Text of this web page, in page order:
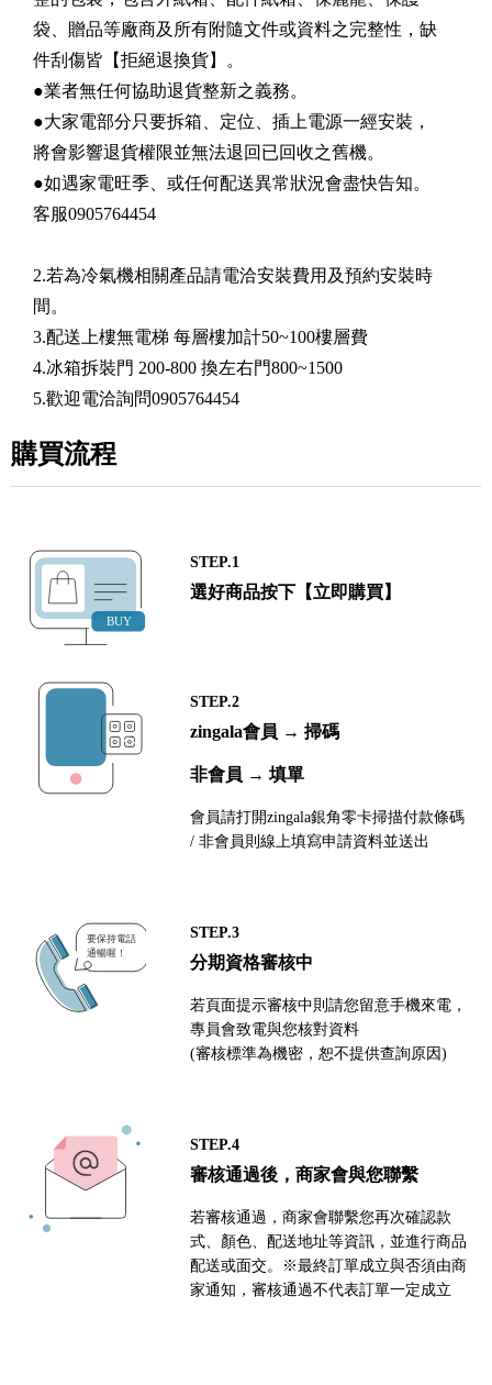
袋、贈品等廠商及所有附隨文件或資料之完整性，缺
件刮傷皆【拒絕退換貨】。
●業者無任何協助退貨整新之義務。
●大家電部分只要拆箱、定位、插上電源一經安裝，
將會影響退貨權限並無法退回已回收之舊機。
●如遇家電旺季、或任何配送異常狀況會盡快告知。
客服0905764454
2.若為冷氣機相關產品請電洽安裝費用及預約安裝時
間。
3.配送上樓無電梯 每層樓加計50~100樓層費
4.冰箱拆裝門 200-800 換左右門800~1500
5.歡迎電洽詢問0905764454
購買流程
STEP.1
選好商品按下【立即購買】
STEP.2
zingala會員 → 掃碼
非會員 → 填單
會員請打開zingala銀角零卡掃描付款條碼
/ 非會員則線上填寫申請資料並送出
STEP.3
分期資格審核中
若頁面提示審核中則請您留意手機來電，
專員會致電與您核對資料
(審核標準為機密，恕不提供查詢原因)
STEP.4
審核通過後，商家會與您聯繫
若審核通過，商家會聯繫您再次確認款
式、顏色、配送地址等資訊，並進行商品
配送或面交。※最終訂單成立與否須由商
家通知，審核通過不代表訂單一定成立